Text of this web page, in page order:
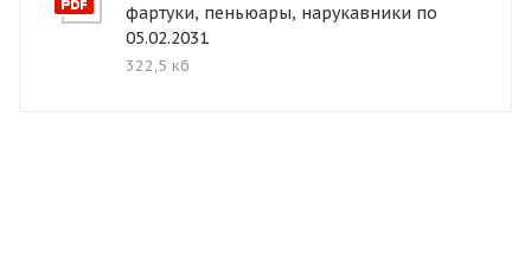
фартуки, пеньюары, нарукавники по
05.02.2031
322,5 кб